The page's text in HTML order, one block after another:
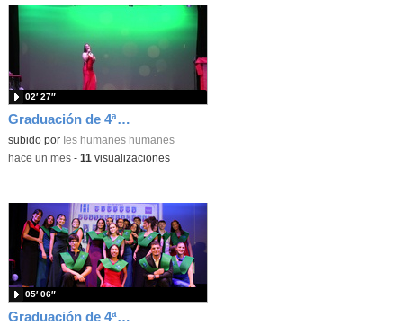
Graduación de 4ªESO. Actuación de Erica Pérez
subido por Ies humanes humanes
02′ 27″
-hace un mes- 11 visualizaciones
Graduación de 4ªESO. Entrega de bandas 4ºD
05′ 06″